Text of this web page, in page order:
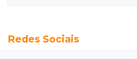
Seleções em MS têm salários
Redes Sociais